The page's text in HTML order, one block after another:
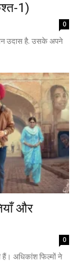
1)
0
उदास है. उसके अपने
और
0
अधिकांश फिल्मों ने